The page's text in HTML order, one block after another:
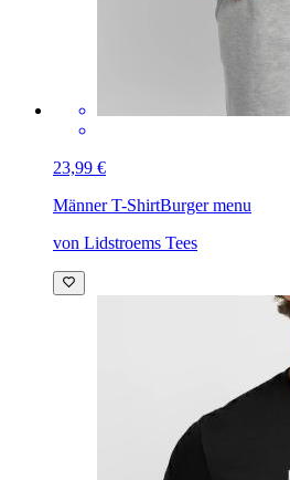
23,99 €
Männer T-ShirtBurger menu
von Lidstroems Tees